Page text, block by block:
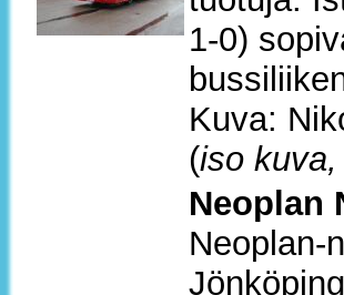
1-0)
Kuva:
(iso
Neoplan
Neoplan-